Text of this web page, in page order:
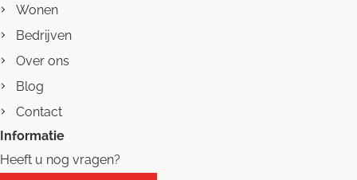
Wonen
Bedrijven
Over ons
Blog
Contact
Informatie
Heeft u nog vragen?